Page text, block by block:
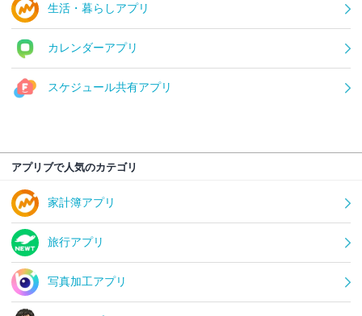
生活・暮らしアプリ
カレンダーアプリ
スケジュール共有アプリ
アプリブで人気のカテゴリ
家計簿アプリ
旅行アプリ
写真加工アプリ